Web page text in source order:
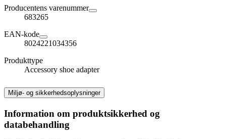
Producentens varenummer
683265
EAN-kode
8024221034356
Produkttype
Accessory shoe adapter
Miljø- og sikkerhedsoplysninger
Information om produktsikkerhed og
databehandling